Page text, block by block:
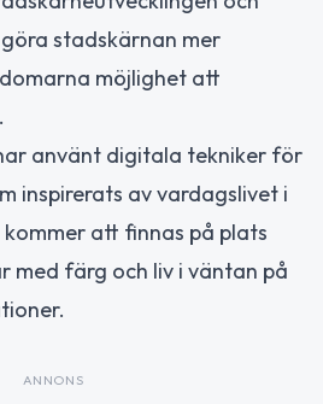
stadskärnan mer
möjlighet att
använt digitala tekniker för
inspirerats av vardagslivet i
kommer att finnas på plats
med färg och liv i väntan på
ANNONS